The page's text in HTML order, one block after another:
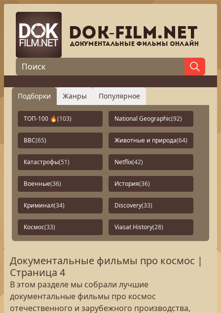
Подборки Жанры Популярное
ТОП-100 🔥(103) National Geographic(92)
BBC(65) Животные и природа(64)
Катастрофы(51) Netflix(42)
Военные(36) История(36)
Криминал(34) Discovery(33)
Космос(33) Viasat History(28)
Документальные фильмы про космос |
Страница 4
В этом разделе мы собрали лучшие
документальные фильмы про космос
отечественного и зарубежного производства,